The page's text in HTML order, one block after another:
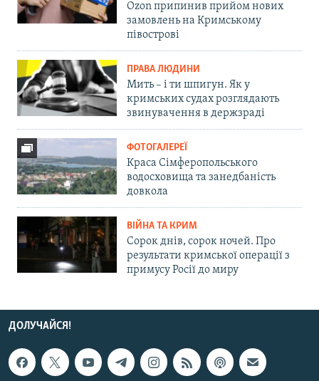
Ozon припинив прийом нових
замовлень на Кримському
півострові
ПРАВА ЛЮДИНИ
Мить – і ти шпигун. Як у
кримських судах розглядають
звинувачення в держзраді
ФОТОГАЛЕРЕЇ
Краса Сімферопольського
водосховища та занедбаність
довкола
ВІЙНА ТА КРИМ
Сорок днів, сорок ночей. Про
результати кримської операції з
примусу Росії до миру
ДОЛУЧАЙСЯ!